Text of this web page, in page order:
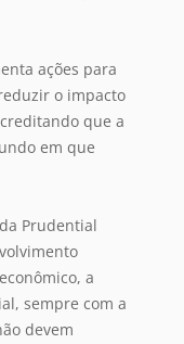
ações para
o impacto
que a
em que
Prudential
a
sempre com a
devem